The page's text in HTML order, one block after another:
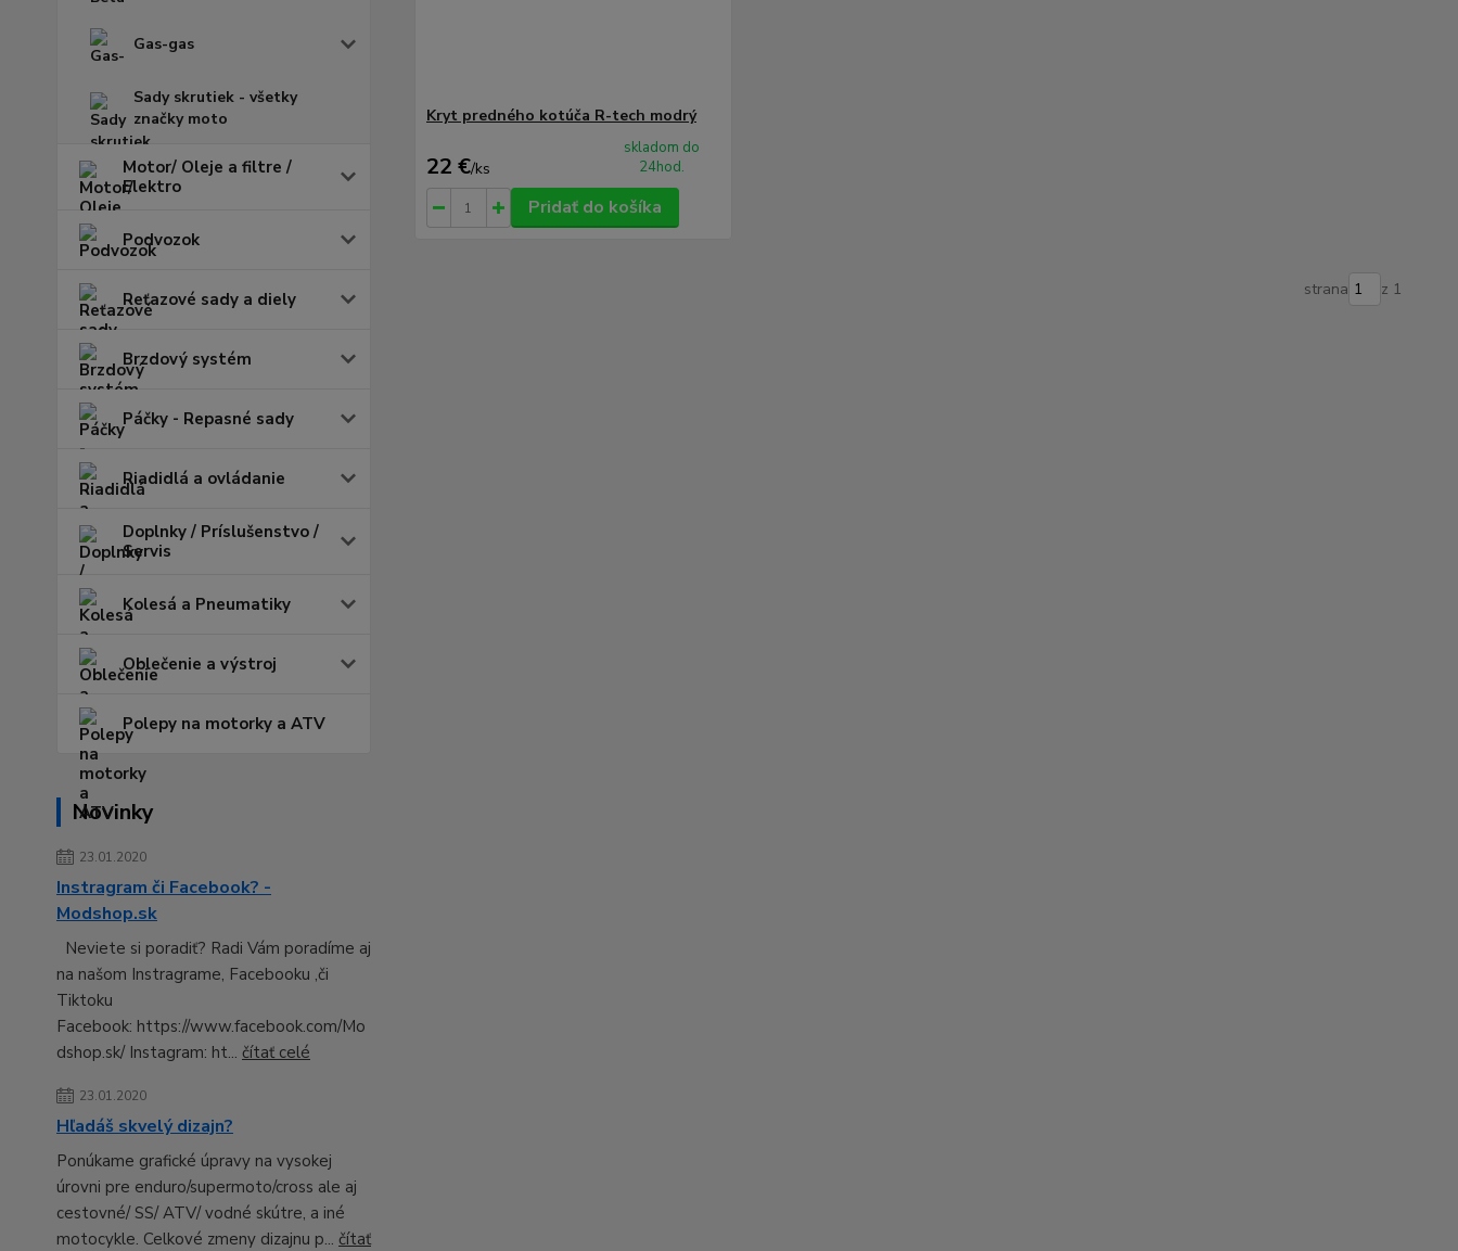
Gas-gas
Sady skrutiek - všetky
značky moto
Motor/ Oleje a filtre /
Elektro
Podvozok
Reťazové sady a diely
Brzdový systém
Páčky - Repasné sady
Riadidlá a ovládanie
Doplnky / Príslušenstvo /
Servis
Kolesá a Pneumatiky
Oblečenie a výstroj
Polepy na motorky a ATV
Novinky
23.01.2020
Instragram či Facebook? -
Modshop.sk
Neviete si poradiť? Radi Vám poradíme aj
na našom Instragrame, Facebooku ,či
Tiktoku
Facebook: https://www.facebook.com/Mo
dshop.sk/ Instagram: ht... čítať celé
23.01.2020
Hľadáš skvelý dizajn?
Ponúkame grafické úpravy na vysokej
úrovni pre enduro/supermoto/cross ale aj
cestovné/ SS/ ATV/ vodné skútre, a iné
motocykle. Celkové zmeny dizajnu p... čítať
Kryt predného kotúča R-tech modrý
22 €/ks
skladom do
24hod.
Pridať do košíka
strana z 1